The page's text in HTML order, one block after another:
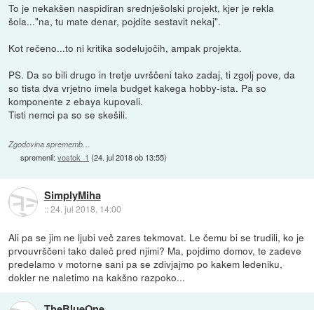
To je nekakšen naspidiran srednješolski projekt, kjer je rekla
šola..."na, tu mate denar, pojdite sestavit nekaj".
Kot rečeno...to ni kritika sodelujočih, ampak projekta.
PS. Da so bili drugo in tretje uvrščeni tako zadaj, ti zgolj pove, da
so tista dva vrjetno imela budget kakega hobby-ista. Pa so
komponente z ebaya kupovali.
Tisti nemci pa so se skešili.
Zgodovina sprememb…
spremenil:vostok_1 (24. jul 2018 ob 13:55)
SimplyMiha
::24. jul 2018, 14:00
Ali pa se jim ne ljubi več zares tekmovat. Le čemu bi se trudili, ko je
prvouvrščeni tako daleč pred njimi? Ma, pojdimo domov, te zadeve
predelamo v motorne sani pa se zdivjajmo po kakem ledeniku,
dokler ne naletimo na kakšno razpoko...